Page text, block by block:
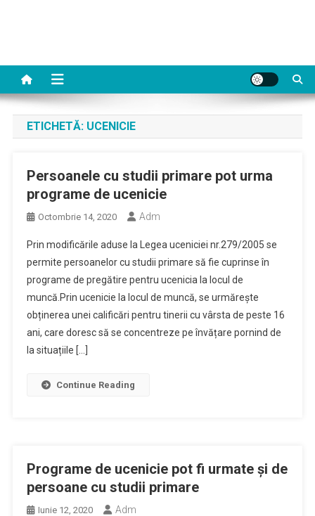
ETICHETĂ: UCENICIE
Persoanele cu studii primare pot urma
programe de ucenicie
Octombrie 14, 2020 Adm
Prin modificările aduse la Legea uceniciei nr.279/2005 se
permite persoanelor cu studii primare să fie cuprinse în
programe de pregătire pentru ucenicia la locul de
muncă.Prin ucenicie la locul de muncă, se urmărește
obținerea unei calificări pentru tinerii cu vârsta de peste 16
ani, care doresc să se concentreze pe învățare pornind de
la situațiile […]
Continue Reading
Programe de ucenicie pot fi urmate și de
persoane cu studii primare
Iunie 12, 2020 Adm